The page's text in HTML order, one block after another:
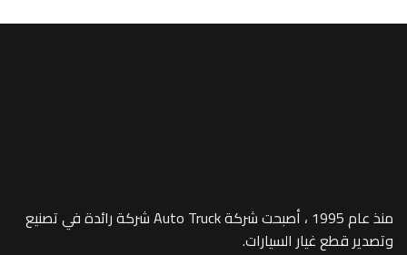
منذ عام 1995 ، أصبحت شركة Auto Truck شركة رائدة في تصنيع
غيار السيارات.